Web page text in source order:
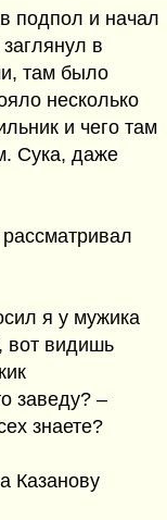
подпол и начал
в
там было
несколько
и чего там
Сука, даже
я у мужика
вот видишь
заведу? –
знаете?
Казанову